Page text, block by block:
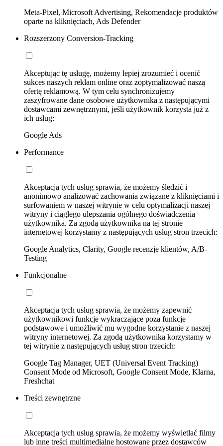
Meta-Pixel, Microsoft Advertising, Rekomendacje produktów
oparte na kliknięciach, Ads Defender
Rozszerzony Conversion-Tracking
Akceptując tę usługę, możemy lepiej zrozumieć i ocenić
sukces naszych reklam online oraz zoptymalizować naszą
ofertę reklamową. W tym celu synchronizujemy
zaszyfrowane dane osobowe użytkownika z następującymi
dostawcami zewnętrznymi, jeśli użytkownik korzysta już z
ich usług:
Google Ads
Performance
Akceptacja tych usług sprawia, że możemy śledzić i
anonimowo analizować zachowania związane z kliknięciami i
surfowaniem w naszej witrynie w celu optymalizacji naszej
witryny i ciągłego ulepszania ogólnego doświadczenia
użytkownika. Za zgodą użytkownika na tej stronie
internetowej korzystamy z następujących usług stron trzecich:
Google Analytics, Clarity, Google recenzje klientów, A/B-
Testing
Funkcjonalne
Akceptacja tych usług sprawia, że możemy zapewnić
użytkownikowi funkcje wykraczające poza funkcje
podstawowe i umożliwić mu wygodne korzystanie z naszej
witryny internetowej. Za zgodą użytkownika korzystamy w
tej witrynie z następujących usług stron trzecich:
Google Tag Manager, UET (Universal Event Tracking)
Consent Mode od Microsoft, Google Consent Mode, Klarna,
Freshchat
Treści zewnętrzne
Akceptacja tych usług sprawia, że możemy wyświetlać filmy
lub inne treści multimedialne hostowane przez dostawców